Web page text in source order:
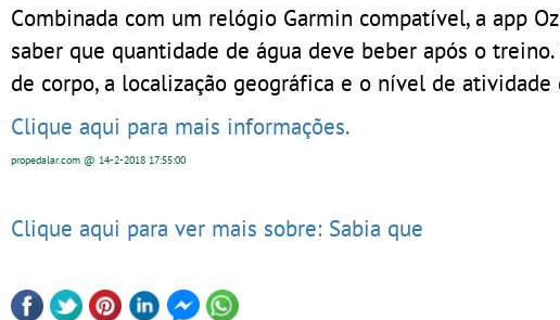
Combinada com um relógio Garmin compatível, a app
saber que quantidade de água deve beber após o
de corpo, a localização geográfica e o nível de
Clique aqui para mais informações.
propedalar.com @ 14-2-2018 17:55:00
Clique aqui para ver mais sobre: Sabia que